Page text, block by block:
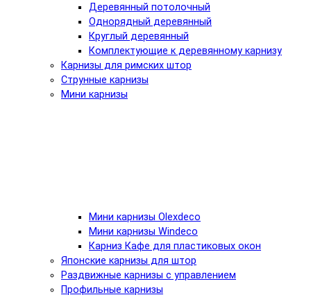
Деревянный потолочный
Однорядный деревянный
Круглый деревянный
Комплектующие к деревянному карнизу
Карнизы для римских штор
Струнные карнизы
Мини карнизы
Мини карнизы Olexdeco
Мини карнизы Windeco
Карниз Кафе для пластиковых окон
Японские карнизы для штор
Раздвижные карнизы с управлением
Профильные карнизы